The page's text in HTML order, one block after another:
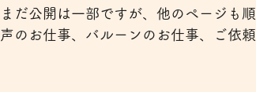
まだ公開は一部ですが、他のページも
声のお仕事、バルーンのお仕事、ご依